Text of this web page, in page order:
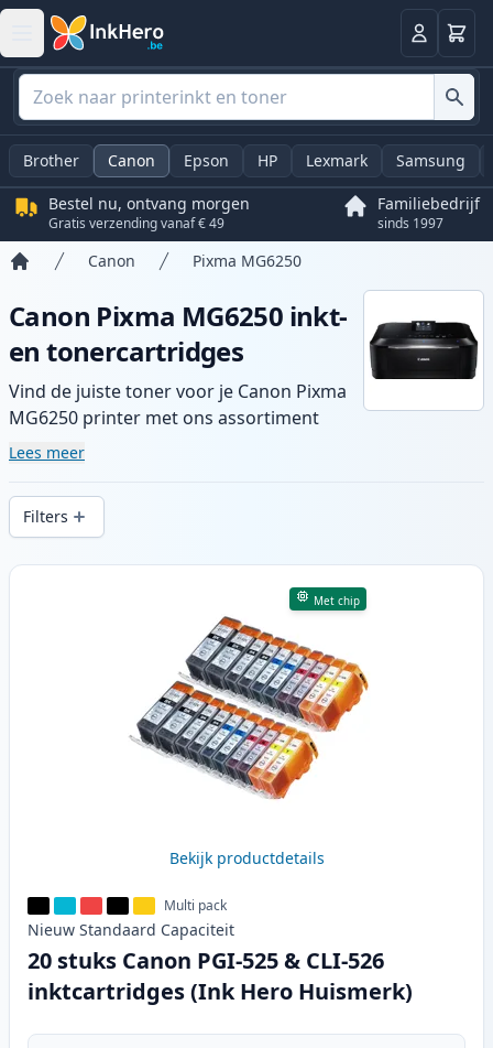
Log in
Brother Canon Epson HP Lexmark Samsung
Bestel nu, ontvang morgen
Gratis verzending vanaf € 49
Familiebedrijf
sinds 1997
Canon Pixma MG6250
Canon Pixma MG6250 inkt-
en tonercartridges
Vind de juiste toner voor je Canon Pixma
MG6250 printer met ons assortiment
compatibele en high-yield cartridges.
snelle levering vanuit lokale voorraad in .
Lees meer
Filters
Producten
Met chip
Bekijk productdetails
Multi pack
Nieuw Standaard Capaciteit
20 stuks Canon PGI-525 & CLI-526
inktcartridges (Ink Hero Huismerk)